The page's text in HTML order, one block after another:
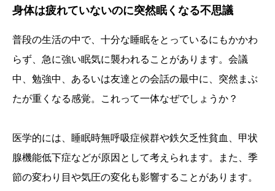
身体は疲れていないのに突然眠くなる不思議
普段の生活の中で、十分な睡眠をとっているにもかかわ
らず、急に強い眠気に襲われることがあります。会議
中、勉強中、あるいは友達との会話の最中に、突然まぶ
たが重くなる感覚。これって一体なぜでしょうか？
医学的には、睡眠時無呼吸症候群や鉄欠乏性貧血、甲状
腺機能低下症などが原因として考えられます。また、季
節の変わり目や気圧の変化も影響することがあります。